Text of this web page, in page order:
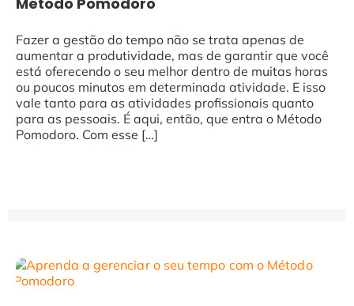
Fazer a gestão do tempo não se trata apenas de
aumentar a produtividade, mas de garantir que você
está oferecendo o seu melhor dentro de muitas horas
ou poucos minutos em determinada atividade. E isso
vale tanto para as atividades profissionais quanto
para as pessoais. É aqui, então, que entra o Método
Pomodoro. Com esse […]